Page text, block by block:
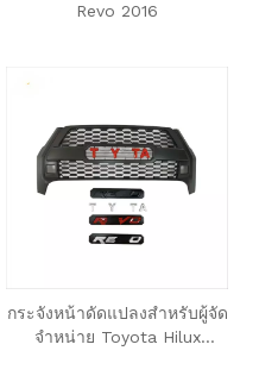
Revo 2016
กระจังหน้าดัดแปลงสำหรับผู้จัด
จำหน่าย Toyota Hilux